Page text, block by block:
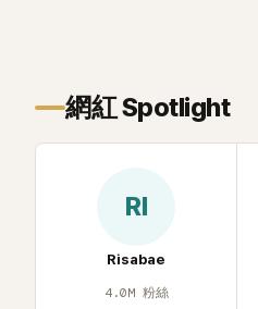
言，當時確實被質疑動過隆胸
時隆胸手術幾乎只有「腋下切
脆把腋下給大家看，證明我根本
笑。 事實上，早在 2006 年，
網紅 Spotlight
RI
Risabae
4.0M 粉絲